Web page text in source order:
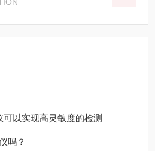
以实现高灵敏度的检测
吗？